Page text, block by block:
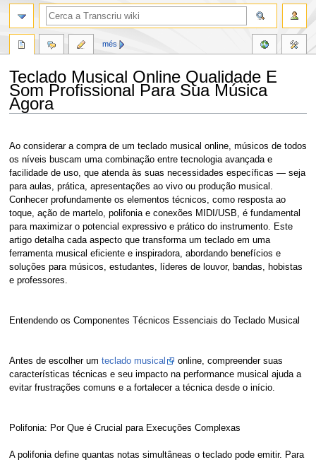
Teclado Musical Online Qualidade E
Som Profissional Para Sua Música
Agora
to
navigation
to
search
Ao considerar a compra de um teclado musical online, músicos de todos
os níveis buscam uma combinação entre tecnologia avançada e
facilidade de uso, que atenda às suas necessidades específicas — seja
para aulas, prática, apresentações ao vivo ou produção musical.
Conhecer profundamente os elementos técnicos, como resposta ao
toque, ação de martelo, polifonia e conexões MIDI/USB, é fundamental
para maximizar o potencial expressivo e prático do instrumento. Este
artigo detalha cada aspecto que transforma um teclado em uma
ferramenta musical eficiente e inspiradora, abordando benefícios e
soluções para músicos, estudantes, líderes de louvor, bandas, hobistas
e professores.
Entendendo os Componentes Técnicos Essenciais do Teclado Musical
Antes de escolher um teclado musical
online, compreender suas
características técnicas e seu impacto na performance musical ajuda a
evitar frustrações comuns e a fortalecer a técnica desde o início.
Polifonia: Por Que é Crucial para Execuções Complexas
A polifonia define quantas notas simultâneas o teclado pode emitir. Para
més